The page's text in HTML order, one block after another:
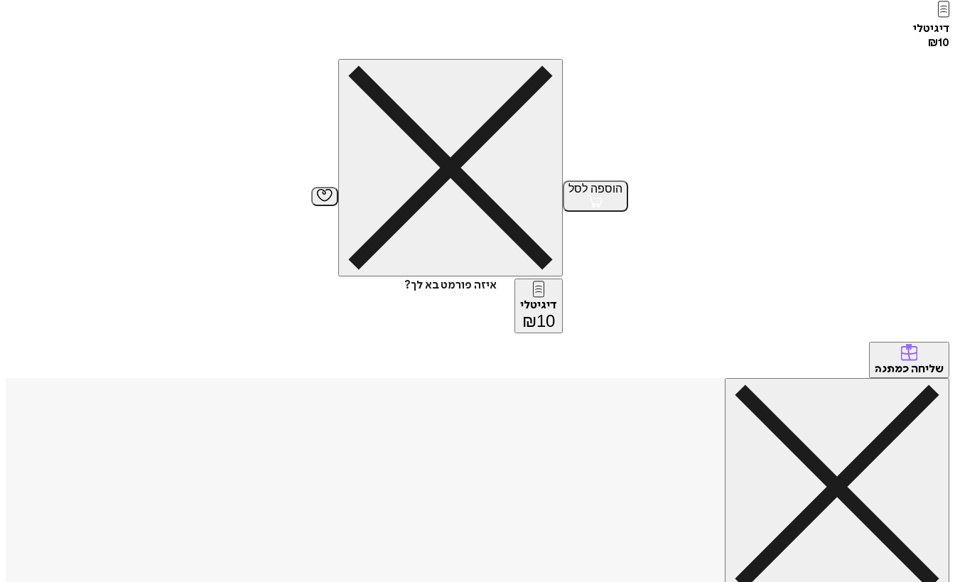
דיגיטלי
₪10
הוספה לסל
איזה פורמט בא לך?
דיגיטלי
₪10
שליחה כמתנה